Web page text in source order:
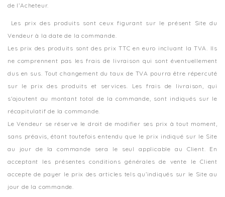
de l’Acheteur.
Les prix des produits sont ceux figurant sur le présent Site du
Vendeur à la date de la commande.
Les prix des produits sont des prix TTC en euro incluant la TVA. Ils
ne comprennent pas les frais de livraison qui sont éventuellement
dus en sus. Tout changement du taux de TVA pourra être répercuté
sur le prix des produits et services. Les frais de livraison, qui
s'ajoutent au montant total de la commande, sont indiqués sur le
récapitulatif de la commande.
Le Vendeur se réserve le droit de modifier ses prix à tout moment,
sans préavis, étant toutefois entendu que le prix indiqué sur le Site
au jour de la commande sera le seul applicable au Client. En
acceptant les présentes conditions générales de vente le Client
accepte de payer le prix des articles tels qu’indiqués sur le Site au
jour de la commande.